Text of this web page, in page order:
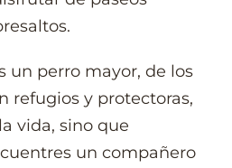
un perro mayor, de los
refugios y protectoras,
vida, sino que
un compañero